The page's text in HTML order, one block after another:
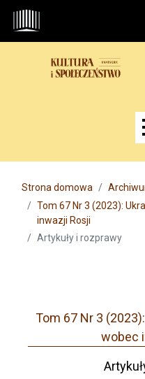
Przejdź do głównego menu
Przejdź do sekcji głównej
Przejdź do stopki
Main menu
Strona domowa
Tom 67 Nr 3 (2023):
inwazji Rosji
Artykuły i rozprawy
Tom 67 Nr 3
wobec